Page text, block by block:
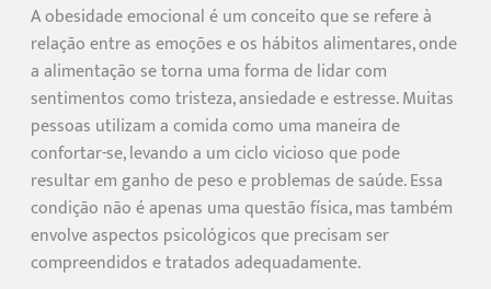
A obesidade emocional é um conceito que se refere à
relação entre as emoções e os hábitos alimentares, onde
a alimentação se torna uma forma de lidar com
sentimentos como tristeza, ansiedade e estresse. Muitas
pessoas utilizam a comida como uma maneira de
confortar-se, levando a um ciclo vicioso que pode
resultar em ganho de peso e problemas de saúde. Essa
condição não é apenas uma questão física, mas também
envolve aspectos psicológicos que precisam ser
compreendidos e tratados adequadamente.